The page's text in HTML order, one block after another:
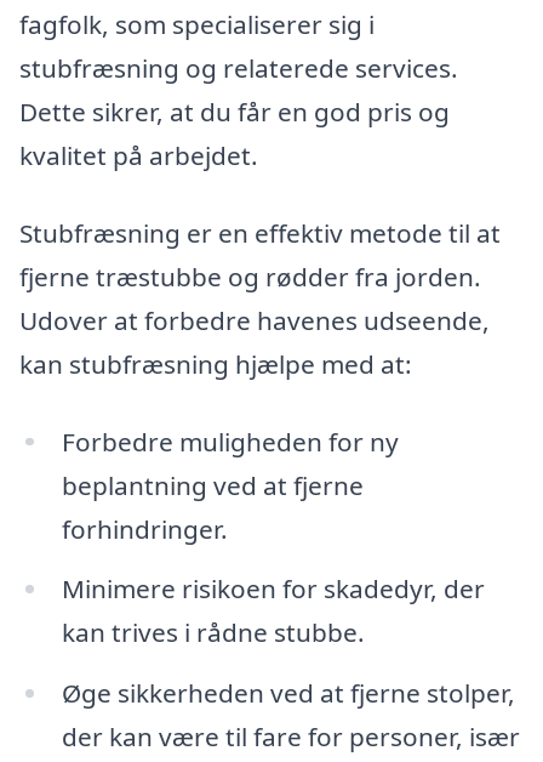
fagfolk, som specialiserer sig i
stubfræsning og relaterede services.
Dette sikrer, at du får en god pris og
kvalitet på arbejdet.
Stubfræsning er en effektiv metode til at
fjerne træstubbe og rødder fra jorden.
Udover at forbedre havenes udseende,
kan stubfræsning hjælpe med at:
Forbedre muligheden for ny
beplantning ved at fjerne
forhindringer.
Minimere risikoen for skadedyr, der
kan trives i rådne stubbe.
Øge sikkerheden ved at fjerne stolper,
der kan være til fare for personer, især